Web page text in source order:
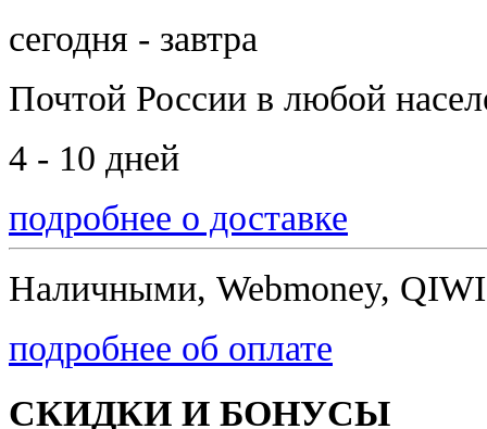
сегодня - завтра
Почтой России в любой
4 - 10 дней
подробнее о доставке
Наличными, Webmoney,
подробнее об оплате
СКИДКИ И БОНУСЫ